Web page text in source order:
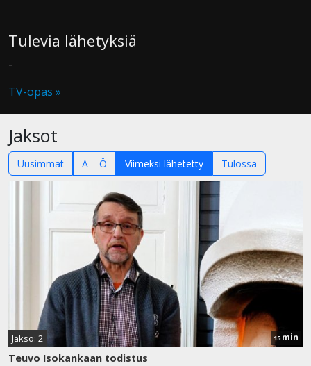
Tulevia lähetyksiä
-
TV-opas »
Jaksot
Uusimmat A – Ö Viimeksi lähetetty Tulossa
Jakso: 2 15 min
Teuvo Isokankaan todistus